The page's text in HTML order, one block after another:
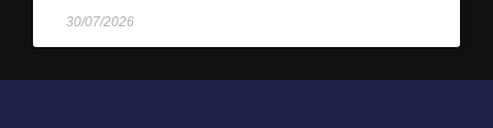
30/07/2026